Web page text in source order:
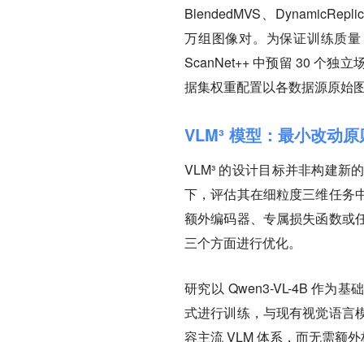
BlendedMVS、
万组图像对。为保证训练质
ScanNet++ 中预留 30 个独立
据集权重配置以各数据源原始
VLM³ 模型：最小改动
VLM³ 的设计目标并非构建新
下，评估其在细粒度三维任务
额外编码器、专属损失函数或
三个方面进行优化。
研究以 Qwen3-VL-4B 作为基
式进行训练，与现有视觉语言
容主流 VLM 体系，而无需额